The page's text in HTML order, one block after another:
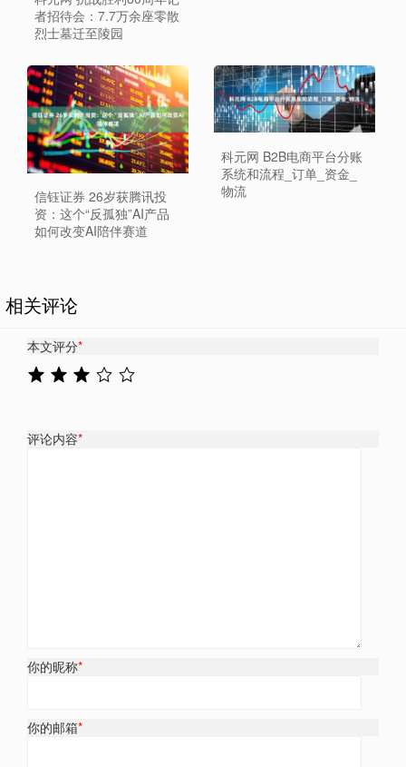
者招待会：7.7万余座零散
烈士墓迁至陵园
信钰证券 26岁获腾讯投
资：这个“反孤独”AI产品
如何改变AI陪伴赛道
科元网 B2B电商平台分账
系统和流程_订单_资金_
物流
相关评论
本文评分*
评论内容*
你的昵称*
你的邮箱*